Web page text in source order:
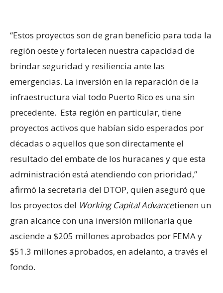
“Estos proyectos son de gran beneficio para toda la
región oeste y fortalecen nuestra capacidad de
brindar seguridad y resiliencia ante las
emergencias. La inversión en la reparación de la
infraestructura vial todo Puerto Rico es una sin
precedente. Esta región en particular, tiene
proyectos activos que habían sido esperados por
décadas o aquellos que son directamente el
resultado del embate de los huracanes y que esta
administración está atendiendo con prioridad,”
afirmó la secretaria del DTOP, quien aseguró que
los proyectos del WorkingCapitalAdvancetienen un
gran alcance con una inversión millonaria que
asciende a $205 millones aprobados por FEMA y
$51.3 millones aprobados, en adelanto, a través el
fondo.